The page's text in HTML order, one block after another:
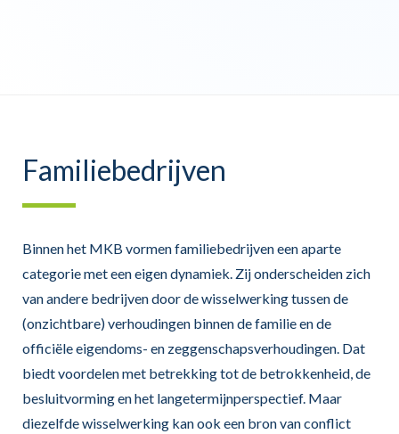
Familiebedrijven
Binnen het MKB vormen familiebedrijven een aparte
categorie met een eigen dynamiek. Zij onderscheiden zich
van andere bedrijven door de wisselwerking tussen de
(onzichtbare) verhoudingen binnen de familie en de
officiële eigendoms- en zeggenschapsverhoudingen. Dat
biedt voordelen met betrekking tot de betrokkenheid, de
besluitvorming en het langetermijnperspectief. Maar
diezelfde wisselwerking kan ook een bron van conflict